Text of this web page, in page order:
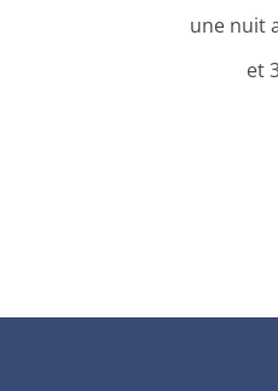
une nuit
et